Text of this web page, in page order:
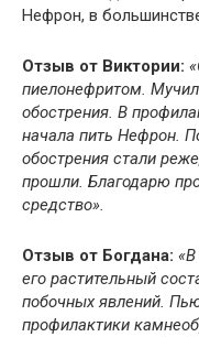
Нефрон, в
Отзыв от Виктории:
пиелонефритом.
обострения. В
начала пить Нефрон.
обострения стали
прошли. Благодарю
средство».
Отзыв от Богдана:
его растительный
побочных явлений.
профилактики